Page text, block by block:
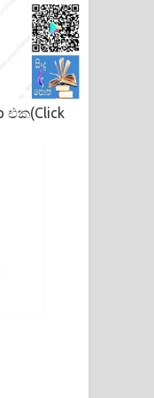
එක(Click